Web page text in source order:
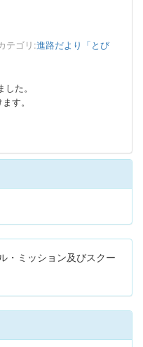
テゴリ:進路だより「とび
た。
す。
・ミッション及びスクー